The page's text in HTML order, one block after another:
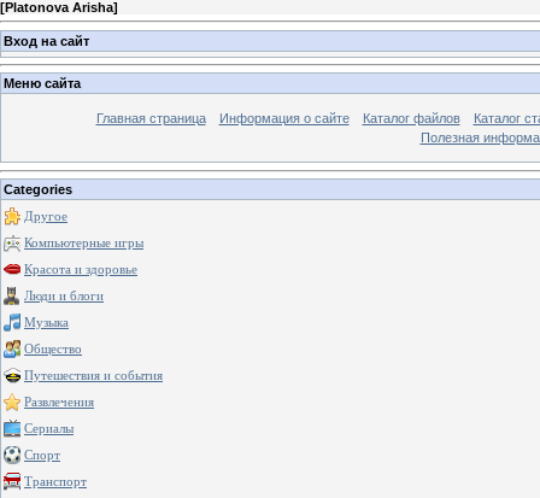
[Platonova Arisha]
Вход на сайт
Меню сайта
Главная страница Информация о сайте Каталог файлов
Каталог
Полезная
Categories
Другое
Компьютерные игры
Красота и здоровье
Люди и блоги
Музыка
Общество
Путешествия и события
Развлечения
Сериалы
Спорт
Транспорт